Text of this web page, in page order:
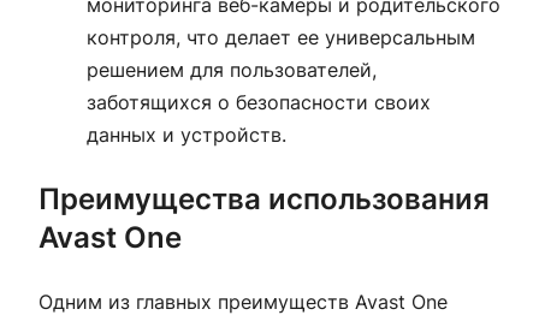
мониторинга веб-камеры и родительского
контроля, что делает ее универсальным
решением для пользователей,
заботящихся о безопасности своих
данных и устройств.
Преимущества использования
Avast One
Одним из главных преимуществ Avast One